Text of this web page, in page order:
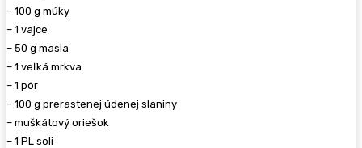
– 100 g múky
– 1 vajce
– 50 g masla
– 1 veľká mrkva
– 1 pór
– 100 g prerastenej údenej slaniny
– muškátový oriešok
– 1 PL soli